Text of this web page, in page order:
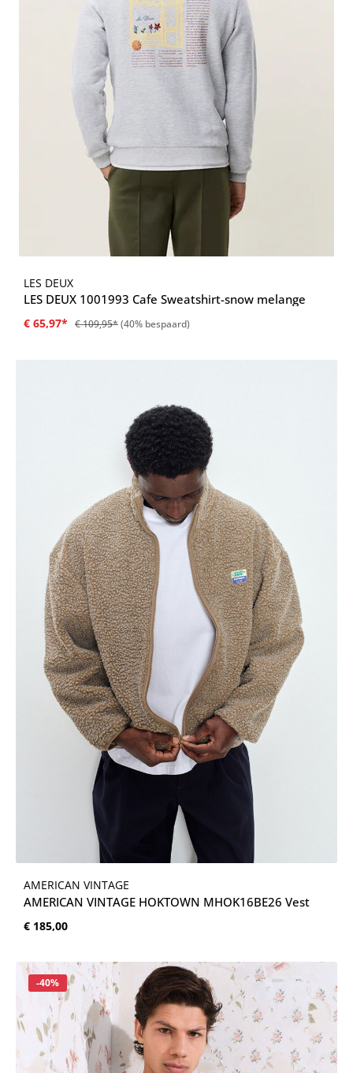
LES DEUX
LES DEUX 1001993 Cafe Sweatshirt-snow melange
€ 65,97* € 109,95*(40% bespaard)
AMERICAN VINTAGE
AMERICAN VINTAGE HOKTOWN MHOK16BE26 Vest
Normale prijs:
€ 185,00
Korting
-40%